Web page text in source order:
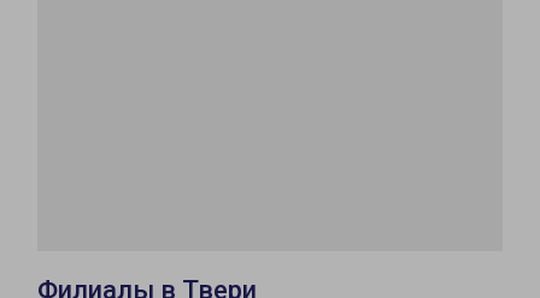
Филиалы в Твери